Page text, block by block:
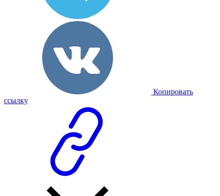
Копировать
ссылку